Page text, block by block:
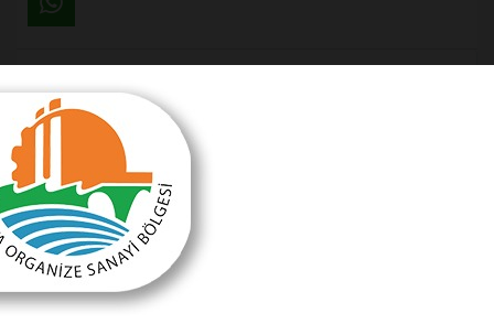
Halleri kaldırmakla sorun çözülmez
MAKALE YORUMLARI